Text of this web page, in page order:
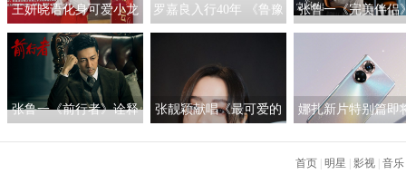
王妍晓语化身可爱小龙
人亮相央视春晚
罗嘉良入行40年 《鲁豫
有约一日行》揭秘罗嘉
良为何在巅峰期离开
TVB
张鲁一《完美伴侣
启“煮夫”模式 塑造
女性的“人间理
张鲁一《前行者》诠释
张靓颖献唱《最可爱的
娜扎新片特别篇即
证女神的真爱
首页 明星 影视 音乐